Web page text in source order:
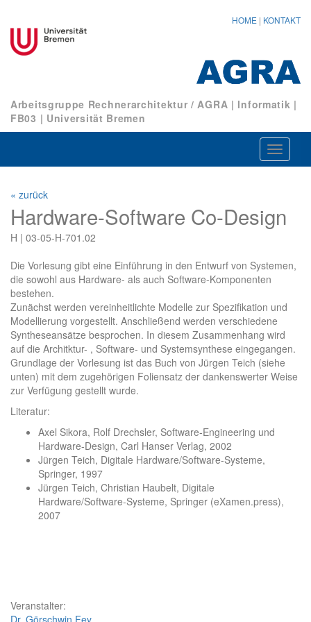
HOME | KONTAKT
Arbeitsgruppe Rechnerarchitektur / AGRA | Informatik |
FB03 | Universität Bremen
ein-/
« zurück
Hardware-Software Co-Design
H | 03-05-H-701.02
Die Vorlesung gibt eine Einführung in den Entwurf von Systemen,
die sowohl aus Hardware- als auch Software-Komponenten
bestehen.
Zunächst werden vereinheitlichte Modelle zur Spezifikation und
Modellierung vorgestellt. Anschließend werden verschiedene
Syntheseansätze besprochen. In diesem Zusammenhang wird
auf die Architktur- , Software- und Systemsynthese eingegangen.
Grundlage der Vorlesung ist das Buch von Jürgen Teich (siehe
unten) mit dem zugehörigen Foliensatz der dankenswerter Weise
zur Verfügung gestellt wurde.
Literatur:
Axel Sikora, Rolf Drechsler, Software-Engineering und
Hardware-Design, Carl Hanser Verlag, 2002
Jürgen Teich, Digitale Hardware/Software-Systeme,
Springer, 1997
Jürgen Teich, Christian Haubelt, Digitale
Hardware/Software-Systeme, Springer (eXamen.press),
2007
Veranstalter:
Dr. Görschwin Fey